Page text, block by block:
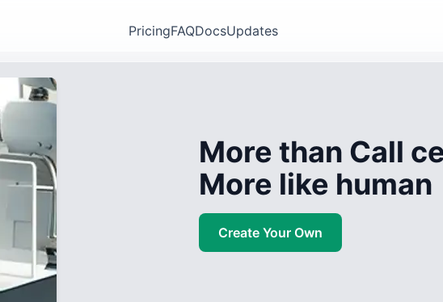
PricingFAQDocsUpdates
More than Call
More like human
Create Your Own